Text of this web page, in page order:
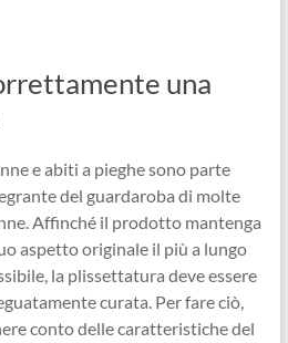
una
e abiti a pieghe sono parte
del guardaroba di molte
Affinché il prodotto mantenga
aspetto originale il più a lungo
la plissettatura deve essere
curata. Per fare ciò,
conto delle caratteristiche del